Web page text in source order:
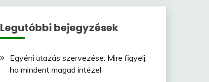
Legutóbbi bejegyzések
Egyéni utazás szervezése: Mire figyelj,
ha mindent magad intézel